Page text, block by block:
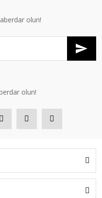
olun!
olun!